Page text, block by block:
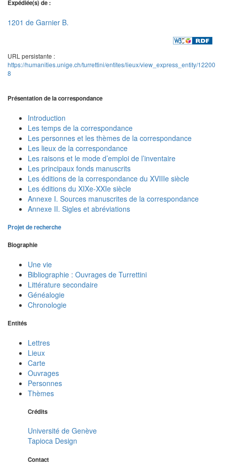
Expédiée(s) de :
1201 de Garnier B.
URL persistante :
https://humanities.unige.ch/turrettini/entites/lieux/view_express_entity/12200
8
Présentation de la correspondance
Introduction
Les temps de la correspondance
Les personnes et les thèmes de la correspondance
Les lieux de la correspondance
Les raisons et le mode d’emploi de l’inventaire
Les principaux fonds manuscrits
Les éditions de la correspondance du XVIIIe siècle
Les éditions du XIXe-XXIe siècle
Annexe I. Sources manuscrites de la correspondance
Annexe II. Sigles et abréviations
Projet de recherche
Biographie
Une vie
Bibliographie : Ouvrages de Turrettini
Littérature secondaire
Généalogie
Chronologie
Entités
Lettres
Lieux
Carte
Ouvrages
Personnes
Thèmes
Crédits
Université de Genève
Tapioca Design
Contact